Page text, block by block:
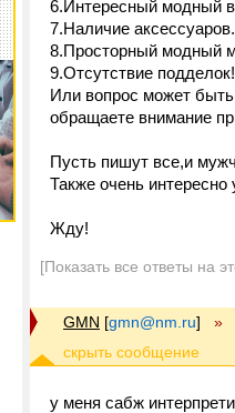
6.Интересный модный
7.Наличие аксессуаров.
8.Просторный модный
9.Отсутствие подделок!
Или вопрос может быть
обращаете внимание
Пусть пишут все,и
Также очень
Жду!
[Показать все ответы на
GMN [gmn@nm.ru] »
у меня сабж